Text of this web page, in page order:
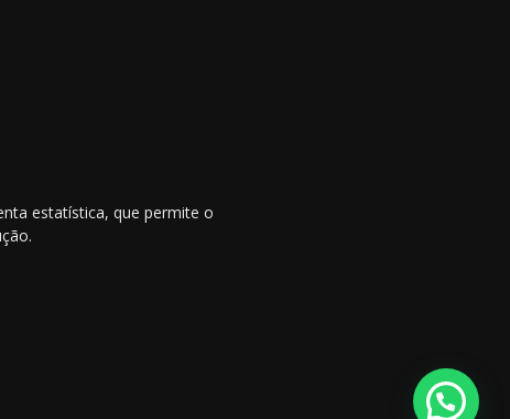
estatística, que permite o